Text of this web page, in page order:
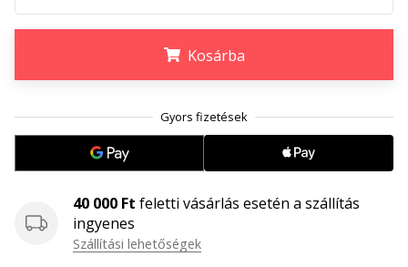
a
kézilabda
nagykövete
is
kézilabda-
Kosárba
40 000 Ft feletti vásárlás esetén a szállítás
ingyenes
Szállítási lehetőségek